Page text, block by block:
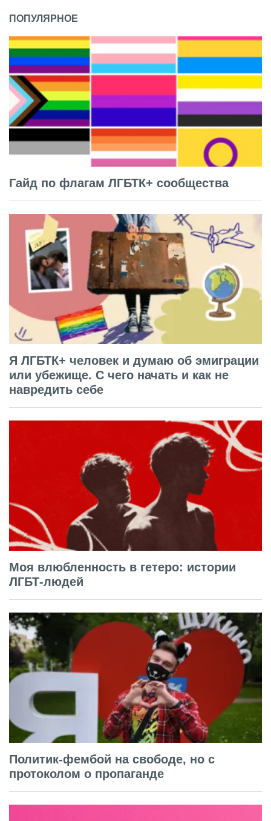
ПОПУЛЯРНОЕ
Гайд по флагам ЛГБТК+ сообщества
Я ЛГБТК+ человек и думаю об эмиграции
или убежище. С чего начать и как не
навредить себе
Моя влюбленность в гетеро: истории
ЛГБТ-людей
Политик-фембой на свободе, но с
протоколом о пропаганде